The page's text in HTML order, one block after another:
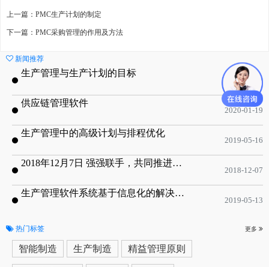
上一篇：PMC生产计划的制定
下一篇：PMC采购管理的作用及方法
新闻推荐
生产管理与生产计划的目标
2020-09-08
供应链管理软件
2020-01-19
生产管理中的高级计划与排程优化
2019-05-16
2018年12月7日 强强联手，共同推进电子器件领域APS应用典范 风华高科生产自动化工业互联网应用项目-APS项目启动会
2018-12-07
生产管理软件系统基于信息化的解决方案
2019-05-13
热门标签 更多
智能制造 生产制造 精益管理原则